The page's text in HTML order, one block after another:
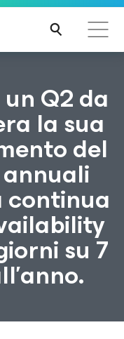
interessati
di CrowdStrike
Q2 da
la sua
del
continua
su 7